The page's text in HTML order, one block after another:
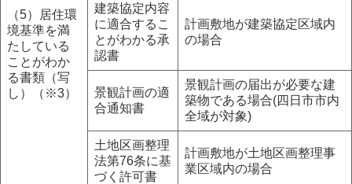
（5）居住環
境基準を満
たしている
ことがわか
る書類（写
し）（※3）
建築協定内容
に適合するこ
とがわかる承
認書
計画敷地が建築協定区域内
の場合
景観計画の適
合通知書
景観計画の届出が必要な建
築物である場合(四日市市内
全域が対象)
土地区画整理
法第76条に基
づく許可書
計画敷地が土地区画整理事
業区域内の場合